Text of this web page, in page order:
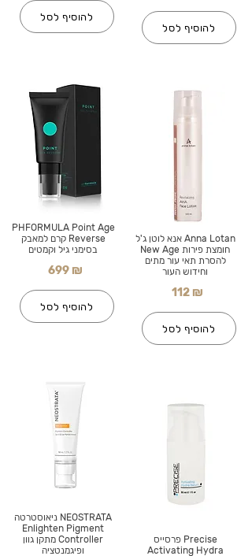
להוסיף לסל
PHFORMULA Point Age
Reverse קרם למאבק
בסימני גיל וקמטים
699 ₪
להוסיף לסל
NEOSTRATA ניאוסטרטה
Enlighten Pigment
Controller מתקן גוון
ופיגמנטציה
להוסיף לסל
Anna Lotan אנא לוטן ג'ל
חומצת פירות New Age
להסרת תאי עור מתים
וחידוש העור
112 ₪
להוסיף לסל
Precise פרסייס
Activating Hydra